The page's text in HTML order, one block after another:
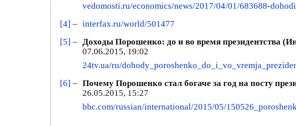
vedomosti.ru/economics/news/2017/04/01/683688-
[4] – interfax.ru/world/501477
[5] – Доходы Порошенко: до и во время президентства
07.06.2015, 19:02
24tv.ua/ru/
[6] – Почему Порошенко стал богаче за год на посту
26.05.2015, 15:27
bbc.com/russian/international/2015/05/